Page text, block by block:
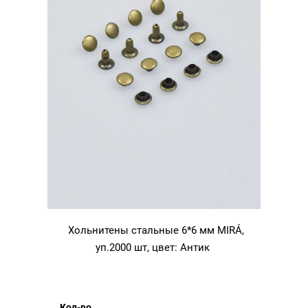
Хольнитены стальные 6*6 мм MIRÁ,
уп.2000 шт, цвет: Антик